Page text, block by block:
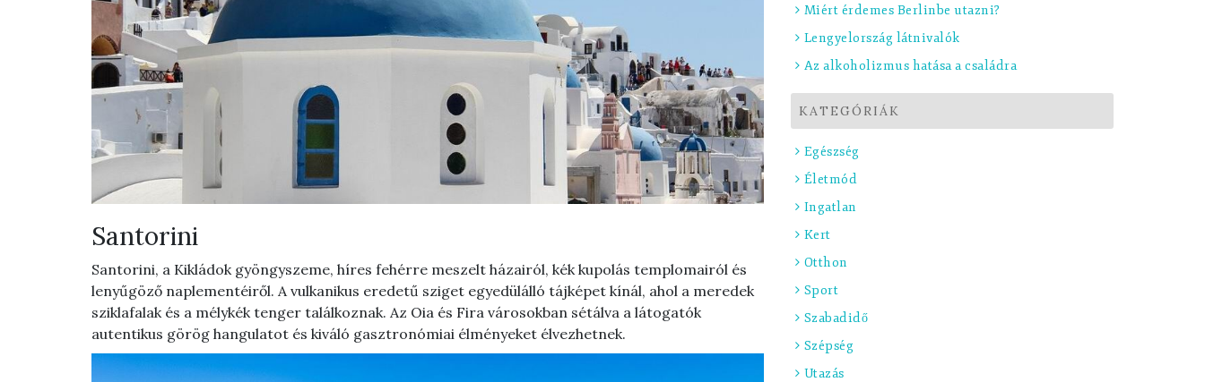
Santorini
Santorini, a Kikládok gyöngyszeme, híres fehérre meszelt házairól, kék kupolás templomairól és
lenyűgöző naplementéiről. A vulkanikus eredetű sziget egyedülálló tájképet kínál, ahol a meredek
sziklafalak és a mélykék tenger találkoznak. Az Oia és Fira városokban sétálva a látogatók
autentikus görög hangulatot és kiváló gasztronómiai élményeket élvezhetnek.
Miért érdemes Berlinbe utazni?
Lengyelország látnivalók
Az alkoholizmus hatása a családra
KATEGÓRIÁK
Egészség
Életmód
Ingatlan
Kert
Otthon
Sport
Szabadidő
Szépség
Utazás